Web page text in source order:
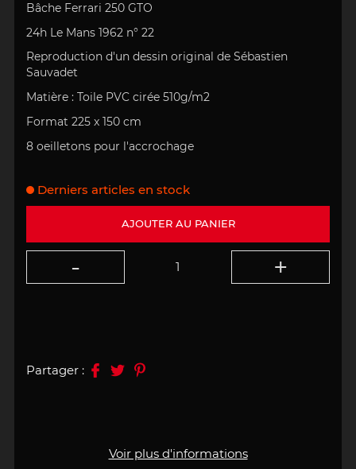
Bâche Ferrari 250 GTO
24h Le Mans 1962 n° 22
Reproduction d'un dessin original de Sébastien
Sauvadet
Matière : Toile PVC cirée 510g/m2
Format 225 x 150 cm
8 oeilletons pour l'accrochage
Voir plus d'informations
AJOUTER AU PANIER
Derniers articles en stock
Partager :